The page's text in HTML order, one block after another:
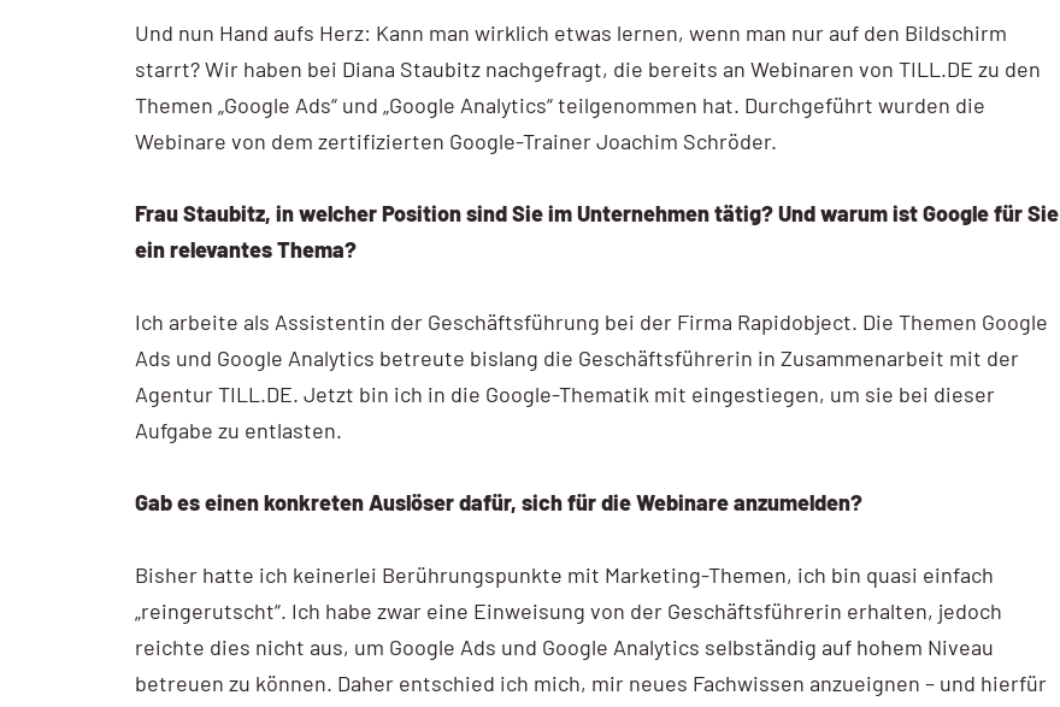
Und nun Hand aufs Herz: Kann man wirklich etwas lernen, wenn man nur auf den Bildschirm
starrt? Wir haben bei Diana Staubitz nachgefragt, die bereits an Webinaren von TILL.DE zu den
Themen „Google Ads“ und „Google Analytics“ teilgenommen hat. Durchgeführt wurden die
Webinare von dem zertifizierten Google-Trainer Joachim Schröder.
Frau Staubitz, in welcher Position sind Sie im Unternehmen tätig? Und warum ist Google für Sie
ein relevantes Thema?
Ich arbeite als Assistentin der Geschäftsführung bei der Firma Rapidobject. Die Themen Google
Ads und Google Analytics betreute bislang die Geschäftsführerin in Zusammenarbeit mit der
Agentur TILL.DE. Jetzt bin ich in die Google-Thematik mit eingestiegen, um sie bei dieser
Aufgabe zu entlasten.
Gab es einen konkreten Auslöser dafür, sich für die Webinare anzumelden?
Bisher hatte ich keinerlei Berührungspunkte mit Marketing-Themen, ich bin quasi einfach
„reingerutscht“. Ich habe zwar eine Einweisung von der Geschäftsführerin erhalten, jedoch
reichte dies nicht aus, um Google Ads und Google Analytics selbständig auf hohem Niveau
betreuen zu können. Daher entschied ich mich, mir neues Fachwissen anzueignen – und hierfür